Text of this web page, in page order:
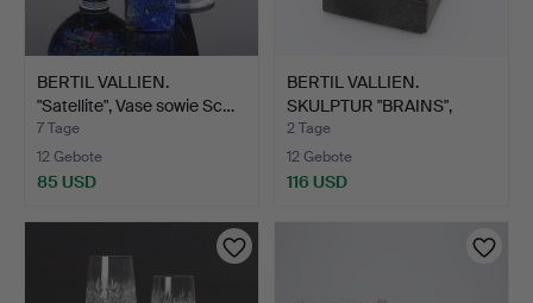
BERTIL VALLIEN.
"Satellite", Vase sowie Sc…
7 Tage
12 Gebote
85 USD
BERTIL VALLIEN.
SKULPTUR "BRAINS",
SANDGUS…
2 Tage
12 Gebote
116 USD